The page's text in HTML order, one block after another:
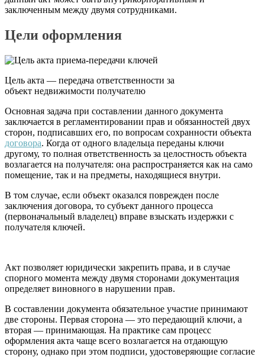
заключенным между двумя сотрудниками.
Цели оформления
Цель акта — передача ответственности за
объект недвижимости получателю
Основная задача при составлении данного документа
заключается в регламентировании прав и обязанностей двух
сторон, подписавших его, по вопросам сохранности объекта
договора. Когда от одного владельца переданы ключи
другому, то полная ответственность за целостность объекта
возлагается на получателя: она распространяется как на само
помещение, так и на предметы, находящиеся внутри.
В том случае, если объект оказался поврежден после
заключения договора, то субъект данного процесса
(первоначальный владелец) вправе взыскать издержки с
получателя ключей.
Акт позволяет юридически закрепить права, и в случае
спорного момента между двумя сторонами документация
определяет виновного в нарушении прав.
В составлении документа обязательное участие принимают
две стороны. Первая сторона — это передающий ключи, а
вторая — принимающая. На практике сам процесс
оформления акта чаще всего возлагается на отдающую
сторону, однако при этом подписи, удостоверяющие согласие